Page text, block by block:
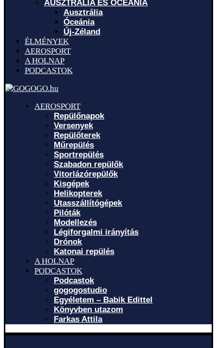
AUSZTRÁLIA ÉS OCEÁNIA
Ausztrália
Óceánia
Új-Zéland
ÉLMÉNYEK
AEROSPORT
A HOLNAP
PODCASTOK
AEROSPORT
Repülőnapok
Versenyek
Repülőterek
Műrepülés
Sportrepülés
Szabadon repülők
Vitorlázórepülők
Kisgépek
Helikopterek
Utasszállítógépek
Pilóták
Modellezés
Légiforgalmi irányítás
Drónok
Katonai repülés
A HOLNAP
PODCASTOK
Podcastok
gogogostudio
Egyéletem – Babik Edittel
Könyvben utazom
Farkas Attila